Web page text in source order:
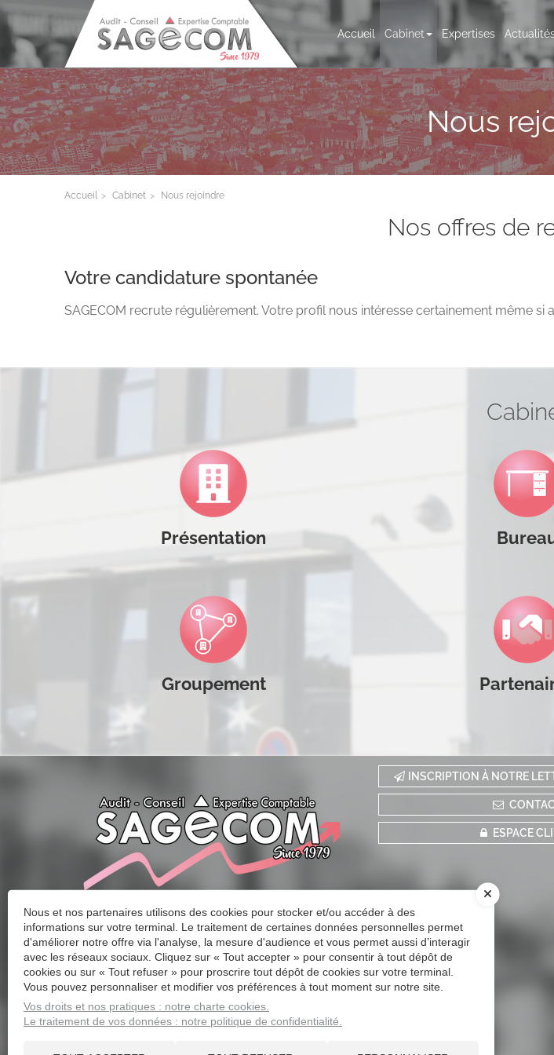
Accueil Cabinet Expertises
Nous
Accueil Cabinet Nous rejoindre
Nos offres de
Votre candidature spontanée
SAGECOM recrute régulièrement. Votre profil nous intéresse certainement même
Présentation
Groupement
INSCRIPTION À NOTRE
ESPACE
Nous et nos partenaires utilisons des cookies pour stocker et/ou accéder à des
informations sur votre terminal. Le traitement de certaines données personnelles permet
d'améliorer notre offre via l'analyse, la mesure d'audience et vous permet aussi d’interagir
avec les réseaux sociaux. Cliquez sur « Tout accepter » pour consentir à tout dépôt de
cookies ou sur « Tout refuser » pour proscrire tout dépôt de cookies sur votre terminal.
Vous pouvez personnaliser et modifier vos préférences à tout moment sur notre site.
Vos droits et nos pratiques : notre charte cookies.
Le traitement de vos données : notre politique de confidentialité.